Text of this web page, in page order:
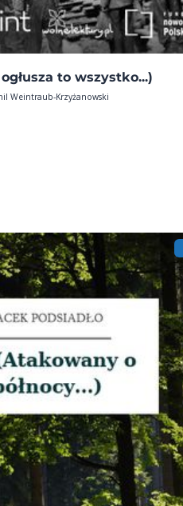
to wszystko...)
Weintraub-Krzyżanowski